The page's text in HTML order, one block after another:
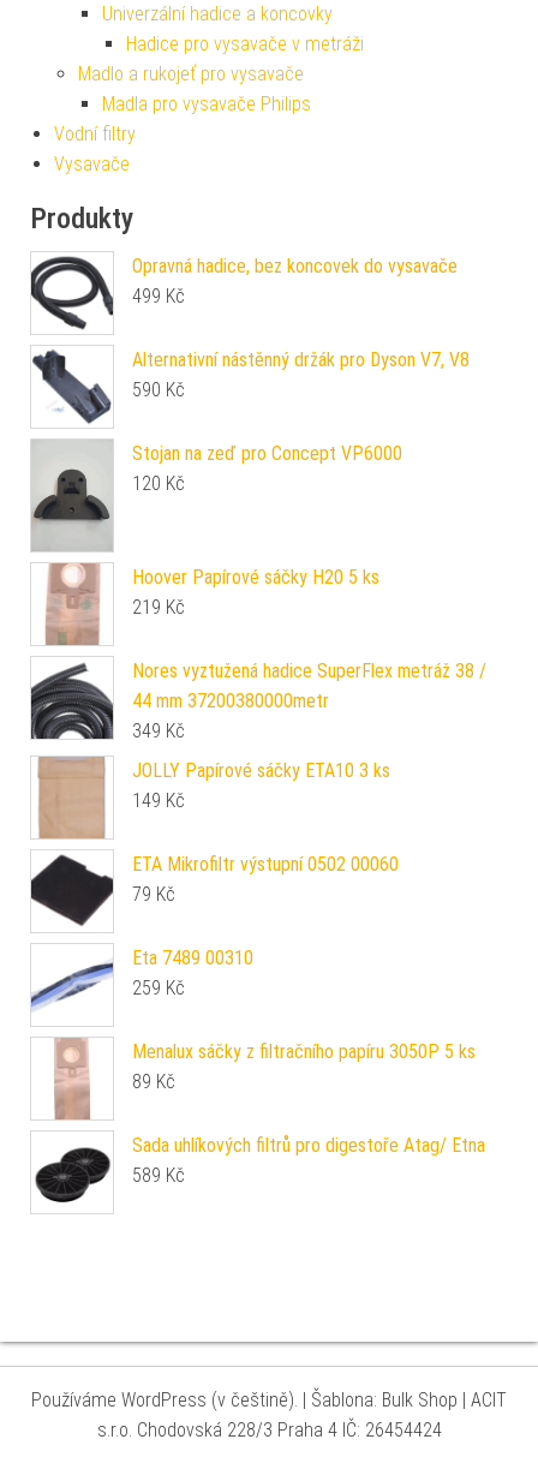
Univerzální hadice a koncovky
Hadice pro vysavače v metráži
Madlo a rukojeť pro vysavače
Madla pro vysavače Philips
Vodní filtry
Vysavače
Produkty
Opravná hadice, bez koncovek do vysavače
499 Kč
Alternativní nástěnný držák pro Dyson V7, V8
590 Kč
Stojan na zeď pro Concept VP6000
120 Kč
Hoover Papírové sáčky H20 5 ks
219 Kč
Nores vyztužená hadice SuperFlex metráž 38 /
44 mm 37200380000metr
349 Kč
JOLLY Papírové sáčky ETA10 3 ks
149 Kč
ETA Mikrofiltr výstupní 0502 00060
79 Kč
Eta 7489 00310
259 Kč
Menalux sáčky z filtračního papíru 3050P 5 ks
89 Kč
Sada uhlíkových filtrů pro digestoře Atag/ Etna
589 Kč
Používáme WordPress (v češtině). Šablona: Bulk Shop
| ACIT
s.r.o. Chodovská 228/3 Praha 4 IČ: 26454424